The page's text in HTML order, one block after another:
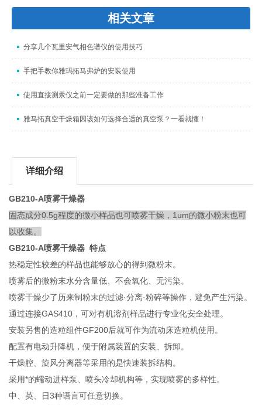
相关文章
分享几个瓦里安气相色谱仪的使用技巧
手把手教你雅玛拓马弗炉的安装使用
使用直接测汞仪之前一定要做的那些准备工作
雅马拓真空干燥箱因该如何选择合适的真空泵？一看就懂！
详细介绍
GB210-A喷雾干燥器
固态成分0.5g程度的微小样品也可喷雾干燥，1um的微小粉末也可
以收集。
GB210-A喷雾干燥器 特点
热稳定性较差的样品也能够放心的得到微粉末。
喷雾后的微粉末水分含量低、不会氧化、无污染。
喷雾干燥少了历来制粉末的过滤·分离·粉碎等操作，避免产生污染。
通过连接GAS410，可对有机溶剂样品进行专业化安全处理。
安装另售的造粒组件GF200后就可作为流动床造粒机使用。
配置有电动升降机，便于附属装置的安装、拆卸。
干燥腔、旋风分离器等采用的是快速装拆结构。
采用*的蠕动进样泵、喷头冷却机构等，实现喷雾的多样性。
中、英、日3种语言可任意切换。